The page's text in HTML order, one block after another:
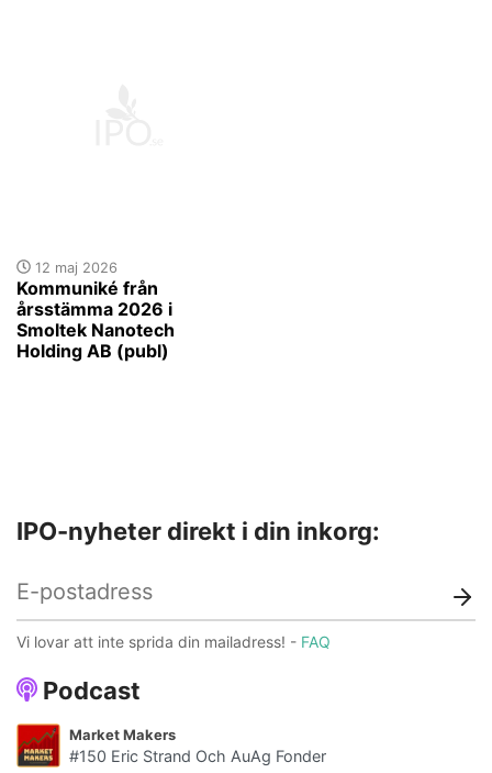
12 maj 2026
Kommuniké från
årsstämma 2026 i
Smoltek Nanotech
Holding AB (publ)
Podcast
Market Makers
#150 Eric Strand Och AuAg Fonder
IPO-nyheter direkt i din inkorg:
Vi lovar att inte sprida din mailadress! - FAQ